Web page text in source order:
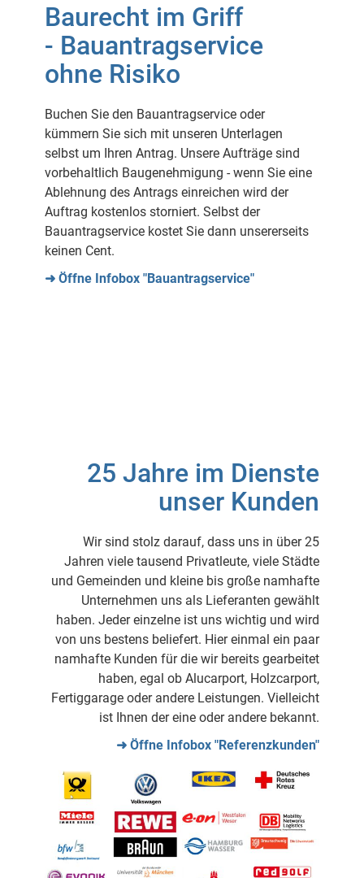
Baurecht im Griff
- Bauantragservice
ohne Risiko
Buchen Sie den Bauantragservice oder
kümmern Sie sich mit unseren Unterlagen
selbst um Ihren Antrag. Unsere Aufträge sind
vorbehaltlich Baugenehmigung - wenn Sie eine
Ablehnung des Antrags einreichen wird der
Auftrag kostenlos storniert. Selbst der
Bauantragservice kostet Sie dann unsererseits
keinen Cent.
➜ Öffne Infobox "Bauantragservice"
25 Jahre im Dienste
unser Kunden
Wir sind stolz darauf, dass uns in über 25
Jahren viele tausend Privatleute, viele Städte
und Gemeinden und kleine bis große namhafte
Unternehmen uns als Lieferanten gewählt
haben. Jeder einzelne ist uns wichtig und wird
von uns bestens beliefert. Hier einmal ein paar
namhafte Kunden für die wir bereits gearbeitet
haben, egal ob Alucarport, Holzcarport,
Fertiggarage oder andere Leistungen. Vielleicht
ist Ihnen der eine oder andere bekannt.
➜ Öffne Infobox "Referenzkunden"